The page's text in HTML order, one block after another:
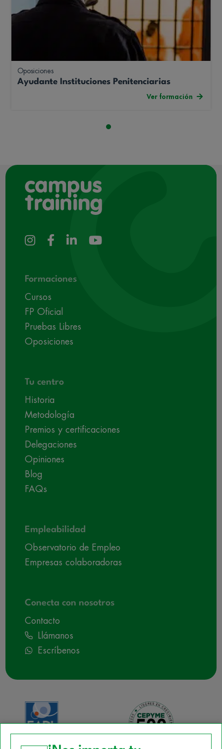
Oposiciones
Ayudante Instituciones Penitenciarias
Ver formación
Formaciones
Cursos
FP Oficial
Pruebas Libres
Oposiciones
Tu centro
Historia
Metodología
Premios y certificaciones
Delegaciones
Opiniones
Blog
FAQs
Empleabilidad
Observatorio de Empleo
Empresas colaboradoras
Conecta con nosotros
Contacto
Llámanos
Escríbenos